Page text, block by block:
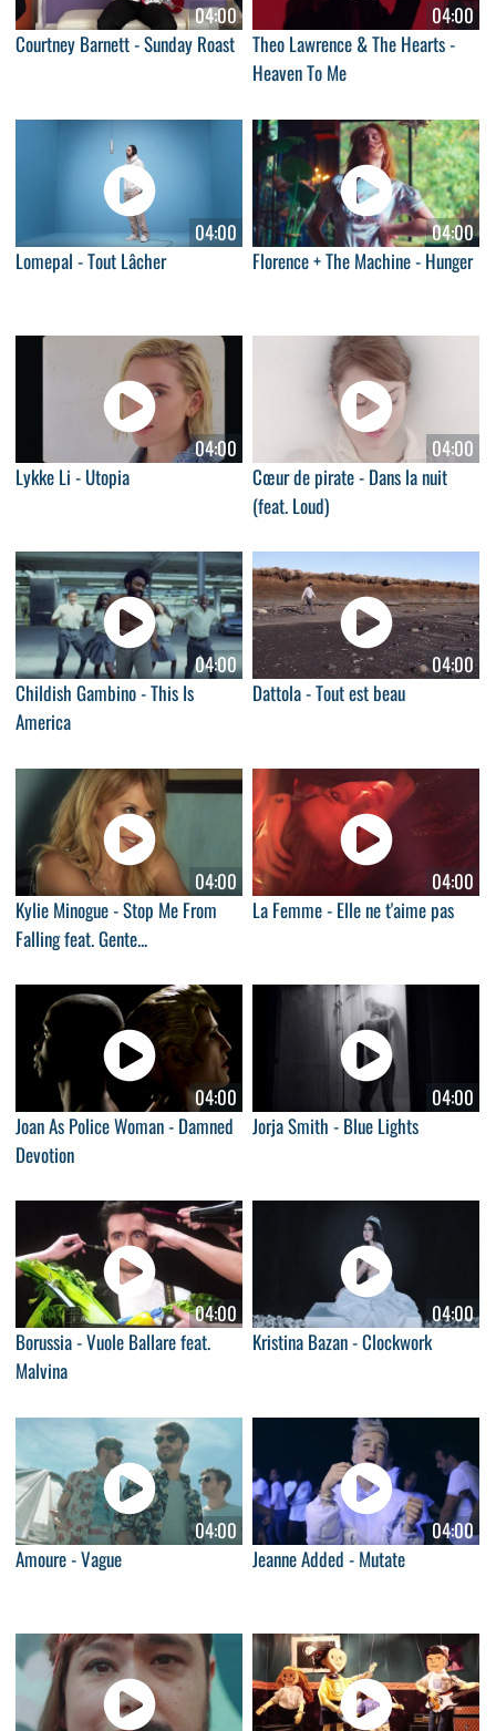
04:00
Courtney Barnett - Sunday Roast
04:00
Theo Lawrence & The Hearts -
Heaven To Me
04:00
Lomepal - Tout Lâcher
04:00
Florence + The Machine - Hunger
04:00
Lykke Li - Utopia
04:00
Cœur de pirate - Dans la nuit
(feat. Loud)
04:00
Childish Gambino - This Is
America
04:00
Dattola - Tout est beau
04:00
Kylie Minogue - Stop Me From
Falling feat. Gente...
04:00
La Femme - Elle ne t'aime pas
04:00
Joan As Police Woman - Damned
Devotion
04:00
Jorja Smith - Blue Lights
04:00
Borussia - Vuole Ballare feat.
Malvina
04:00
Kristina Bazan - Clockwork
04:00
Amoure - Vague
04:00
Jeanne Added - Mutate